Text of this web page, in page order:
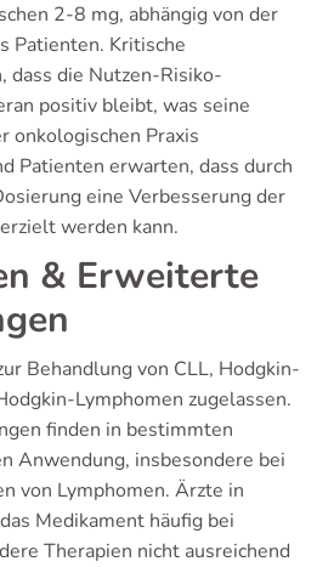
2-8 mg, abhängig von der
Patienten. Kritische
dass die Nutzen-Risiko-
positiv bleibt, was seine
onkologischen Praxis
Patienten erwarten, dass durch
eine Verbesserung der
werden kann.
& Erweiterte
Behandlung von CLL, Hodgkin-
Lymphomen zugelassen.
finden in bestimmten
Anwendung, insbesondere bei
von Lymphomen. Ärzte in
Medikament häufig bei
Therapien nicht ausreichend